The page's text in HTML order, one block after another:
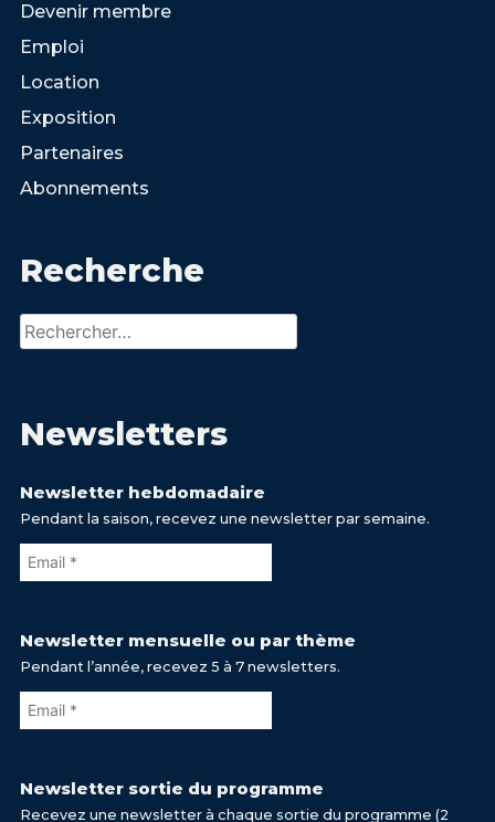
Devenir membre
Emploi
Location
Exposition
Partenaires
Abonnements
Recherche
Rechercher :
Newsletters
Newsletter hebdomadaire
Pendant la saison, recevez une newsletter par semaine.
Newsletter mensuelle ou par thème
Pendant l’année, recevez 5 à 7 newsletters.
Newsletter sortie du programme
Recevez une newsletter à chaque sortie du programme (2